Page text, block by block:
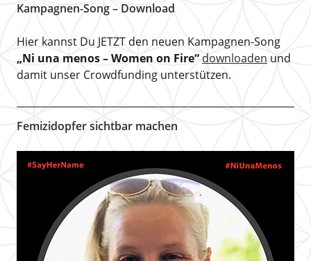
Kampagnen-Song – Download
Hier kannst Du JETZT den neuen Kampagnen-Song
„Ni una menos – Women on Fire“downloaden und
damit unser Crowdfunding unterstützen.
Femizidopfer sichtbar machen